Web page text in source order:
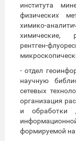
института
физических
химико-
химические,
рентген-
- отдел
научную
сетевых
организация
и обработки
формируемой на